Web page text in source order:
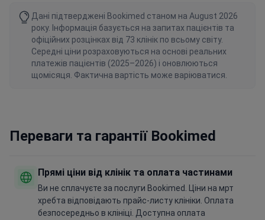
Дані підтверджені Bookimed станом на August 2026
року. Інформація базується на запитах пацієнтів та
офіційних розцінках від 73 клінік по всьому світу.
Середні ціни розраховуються на основі реальних
платежів пацієнтів (2025–2026) і оновлюються
щомісяця. Фактична вартість може варіюватися.
Переваги та гарантії Bookimed
Прямі ціни від клінік та оплата частинами
Ви не сплачуєте за послуги Bookimed. Ціни на мрт
хребта відповідають прайс-листу клініки. Оплата
безпосередньо в клініці. Доступна оплата